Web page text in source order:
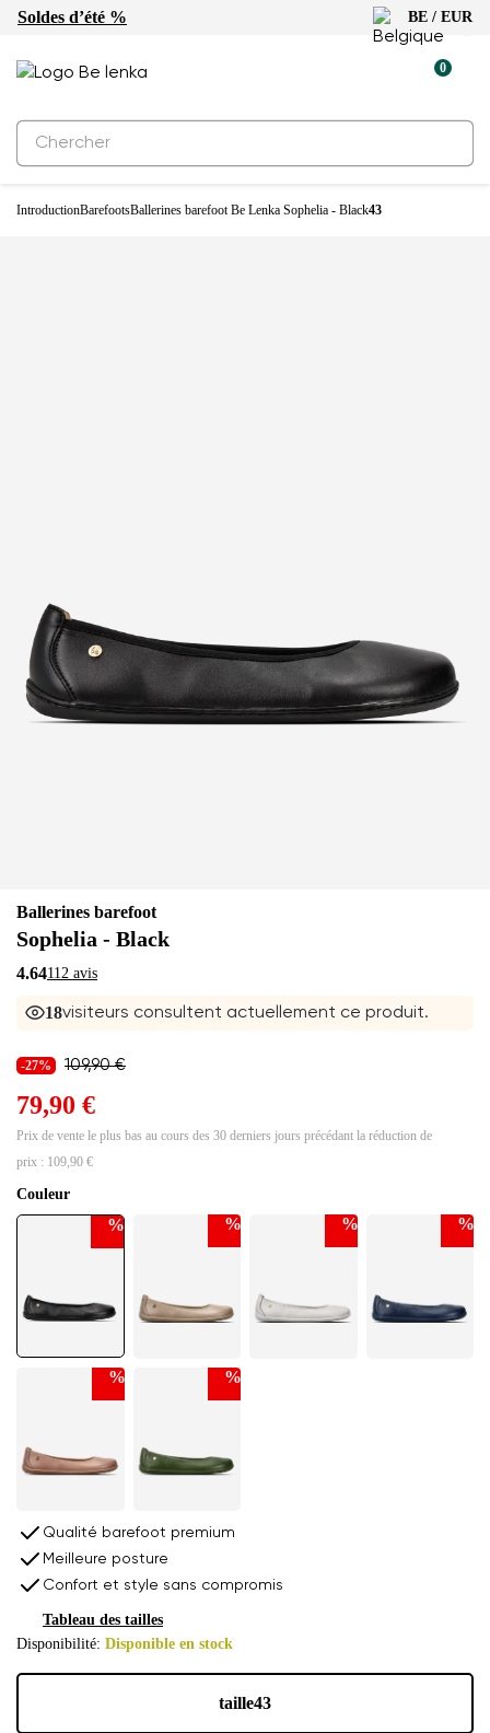
Soldes d’été % BE / EUR
0
IntroductionBarefootsBallerines barefoot Be Lenka Sophelia - Black43
-27%
Ballerines barefoot
Sophelia - Black
4.64112 avis
19visiteurs consultent actuellement ce produit.
Couleur
% % % %
% %
-27% 109,90 €
79,90 €
Prix de vente le plus bas au cours des 30 derniers jours précédant la réduction de
prix : 109,90 €
Qualité barefoot premium
Meilleure posture
Confort et style sans compromis
Disponibilité: Disponible en stock
Tableau des tailles
taille43